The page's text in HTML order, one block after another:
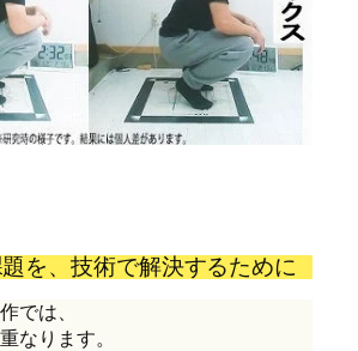
を、技術で解決するために
では、
なります。